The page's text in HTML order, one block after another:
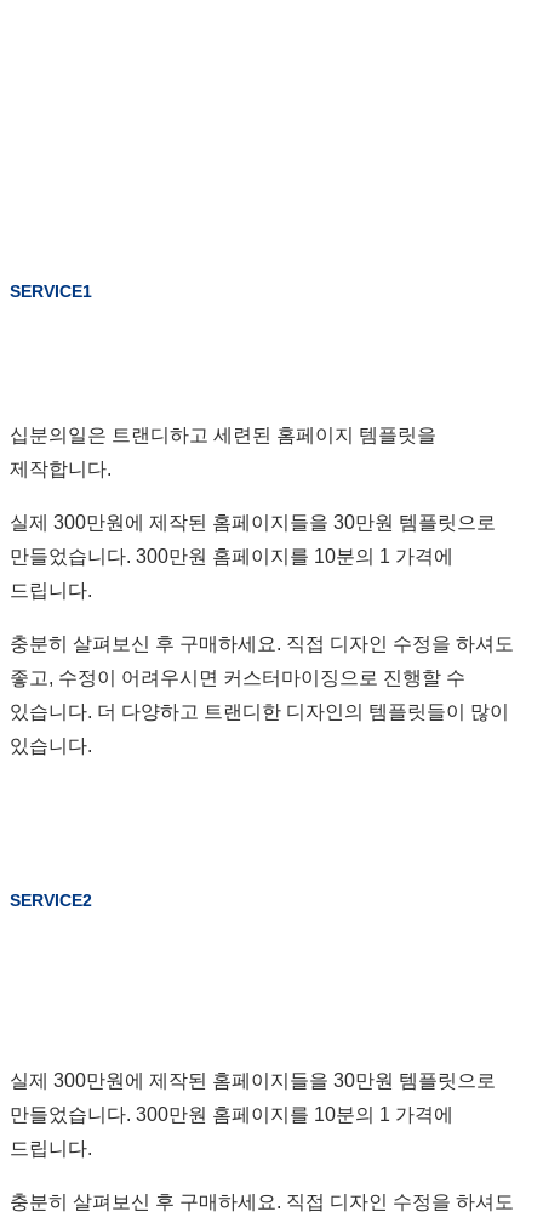
SERVICE1
십분의일은 트랜디하고 세련된 홈페이지 템플릿을
제작합니다.
실제 300만원에 제작된 홈페이지들을 30만원 템플릿으로
만들었습니다. 300만원 홈페이지를 10분의 1 가격에
드립니다.
충분히 살펴보신 후 구매하세요. 직접 디자인 수정을 하셔도
좋고, 수정이 어려우시면 커스터마이징으로 진행할 수
있습니다. 더 다양하고 트랜디한 디자인의 템플릿들이 많이
있습니다.
SERVICE2
실제 300만원에 제작된 홈페이지들을 30만원 템플릿으로
만들었습니다. 300만원 홈페이지를 10분의 1 가격에
드립니다.
충분히 살펴보신 후 구매하세요. 직접 디자인 수정을 하셔도